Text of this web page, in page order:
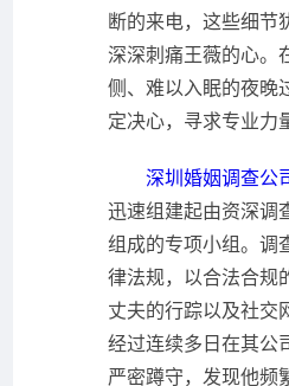
断的来电，这些细节
深深刺痛王薇的心。
侧、难以入眠的夜晚
定决心，寻求专业力
深圳婚姻调查公
迅速组建起由资深调
组成的专项小组。调
律法规，以合法合规
丈夫的行踪以及社交
经过连续多日在其公
严密蹲守，发现他频